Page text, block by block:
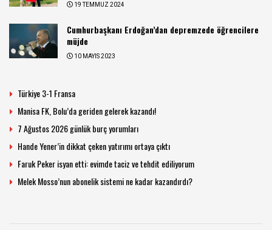
19 TEMMUZ 2024
Cumhurbaşkanı Erdoğan’dan depremzede öğrencilere
müjde
10 MAYIS 2023
Türkiye 3-1 Fransa
Manisa FK, Bolu’da geriden gelerek kazandı!
7 Ağustos 2026 günlük burç yorumları
Hande Yener’in dikkat çeken yatırımı ortaya çıktı
Faruk Peker isyan etti: evimde taciz ve tehdit ediliyorum
Melek Mosso’nun abonelik sistemi ne kadar kazandırdı?